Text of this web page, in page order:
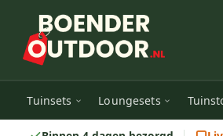
Tuinsets Loungesets